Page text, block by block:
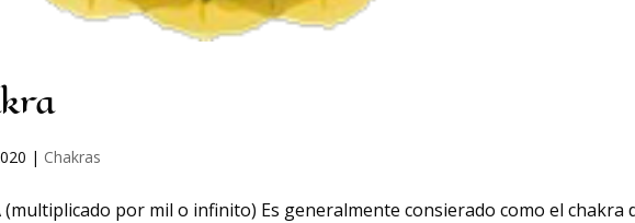
| Chakras
(multiplicado por mil o infinito) Es generalmente consierado como el chakra